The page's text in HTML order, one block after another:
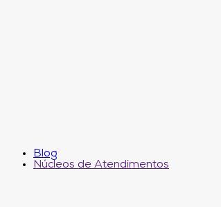
Blog
Núcleos de Atendimentos